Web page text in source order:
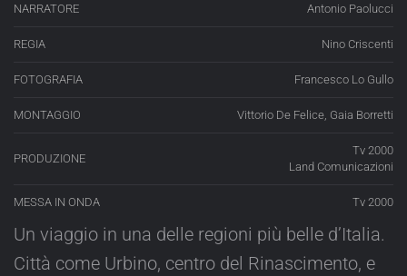
NARRATORE Antonio Paolucci
REGIA Nino Criscenti
FOTOGRAFIA Francesco Lo Gullo
MONTAGGIO Vittorio De Felice, Gaia Borretti
PRODUZIONE
Tv 2000
Land Comunicazioni
MESSA IN ONDA Tv 2000
Un viaggio in una delle regioni più belle d’Italia.
Città come Urbino, centro del Rinascimento, e